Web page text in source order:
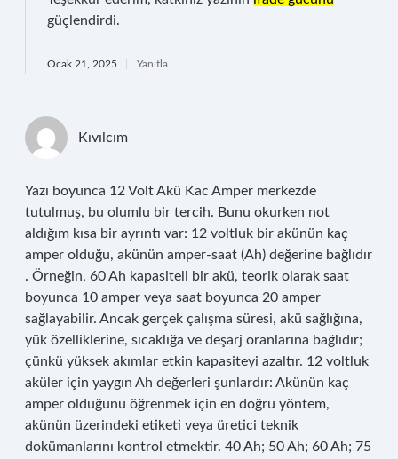
güçlendirdi.
Ocak 21, 2025 Yanıtla
Kıvılcım
Yazı boyunca 12 Volt Akü Kac Amper merkezde
tutulmuş, bu olumlu bir tercih. Bunu okurken not
aldığım kısa bir ayrıntı var: 12 voltluk bir akünün kaç
amper olduğu, akünün amper-saat (Ah) değerine bağlıdır
. Örneğin, 60 Ah kapasiteli bir akü, teorik olarak saat
boyunca 10 amper veya saat boyunca 20 amper
sağlayabilir. Ancak gerçek çalışma süresi, akü sağlığına,
yük özelliklerine, sıcaklığa ve deşarj oranlarına bağlıdır;
çünkü yüksek akımlar etkin kapasiteyi azaltır. 12 voltluk
aküler için yaygın Ah değerleri şunlardır: Akünün kaç
amper olduğunu öğrenmek için en doğru yöntem,
akünün üzerindeki etiketi veya üretici teknik
dokümanlarını kontrol etmektir. 40 Ah; 50 Ah; 60 Ah; 75